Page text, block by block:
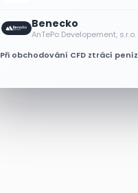
Benecko
AnTePo Developement, s.r.o.
Při obchodování CFD ztrácí